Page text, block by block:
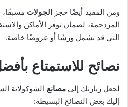
ومن المفيد أيضًا حجز الجولات
المزدحمة، لضمان توفر الأماكن
التي قد تشمل ورشًا أو عروضًا خاصة.
نصائح للاستمتاع
لجعل زيارتك إلى مصانع الشوكولاتة
إليك بعض النصائح البسيطة: